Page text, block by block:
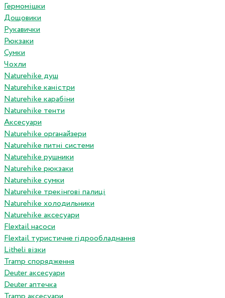
Гермомішки
Дощовики
Рукавички
Рюкзаки
Сумки
Чохли
Naturehike душ
Naturehike каністри
Naturehike карабіни
Naturehike тенти
Аксесуари
Naturehike органайзери
Naturehike питні системи
Naturehike рушники
Naturehike рюкзаки
Naturehike сумки
Naturehike трекінгові палиці
Naturehike холодильники
Naturehike аксесуари
Flextail насоси
Flextail туристичне гідрообладнання
Litheli візки
Tramp спорядження
Deuter аксесуари
Deuter аптечка